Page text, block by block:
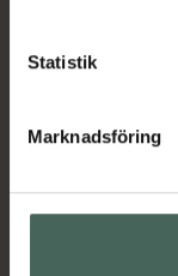
Statistik
Marknadsföring
Innehåll
Instruktioner